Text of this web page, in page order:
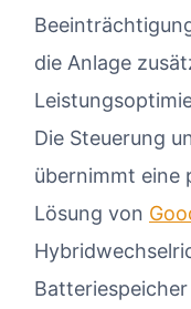
die Anlage
Die Steuerung
übernimmt eine
Lösung von